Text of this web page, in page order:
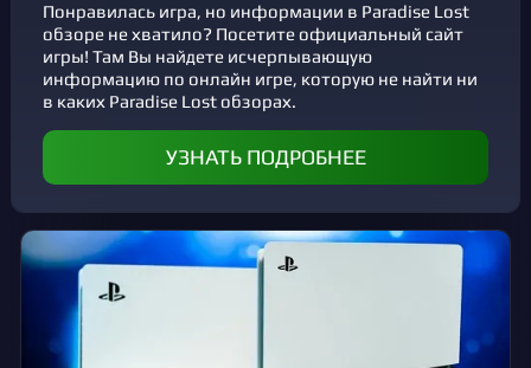
Понравилась игра, но информации в Paradise Lost
обзоре не хватило? Посетите официальный сайт
игры! Там Вы найдете исчерпывающую
информацию по онлайн игре, которую не найти ни
в каких Paradise Lost обзорах.
УЗНАТЬ ПОДРОБНЕЕ